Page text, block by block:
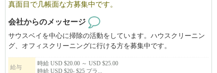
真面目で几帳面な方募集中です。
会社からのメッセージ
サウスベイを中心に掃除の活動をしています。ハウスクリーニン
グ、オフィスクリーニングに行ける方を募集中です。
平日の日中はもちろん、週末のお掃除や夕方以降のお掃除もござ
います。
給与
時給 USD $20.00 ～ USD $25.00
時給 USD $20- $25 プラ...